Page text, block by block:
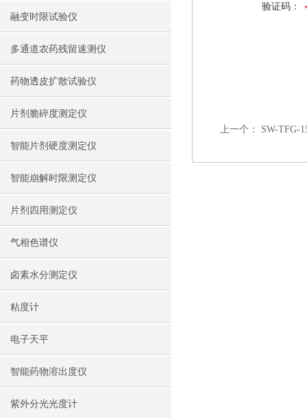
融变时限试验仪
多通道农药残留速测仪
药物透皮扩散试验仪
片剂脆碎度测定仪
智能片剂硬度测定仪
智能崩解时限测定仪
片剂四用测定仪
气相色谱仪
卤素水分测定仪
粘度计
电子天平
智能药物溶出度仪
紫外分光光度计
验证码：
上一个： SW-TFG-